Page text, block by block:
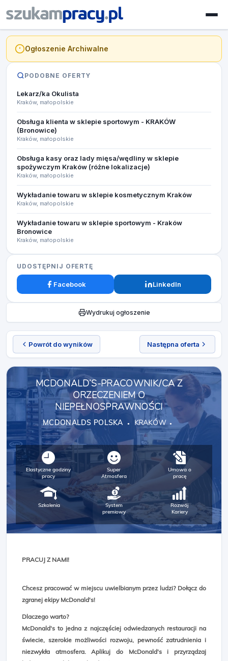
Powrót do wyników Następna oferta
MCDONALD’S-PRACOWNIK/CA Z
ORZECZENIEM O
NIEPEŁNOSPRAWNOŚCI
MCDONALDS POLSKA KRAKÓW
Elastyczne godziny
pracy
Super
Atmosfera
Umowa o
pracę
Szkolenia
System
premiowy
Rozwój
Kariery
PRACUJ Z NAMI!
Chcesz pracować w miejscu uwielbianym przez ludzi? Dołącz do
zgranej ekipy McDonald's!
Dlaczego warto?
McDonald's to jedna z najczęściej odwiedzanych restauracji na
świecie, szerokie możliwości rozwoju, pewność zatrudnienia i
niezwykła atmosfera. Aplikuj do McDonald's i przyrządzaj
Ogłoszenie Archiwalne
PODOBNE OFERTY
Lekarz/ka Okulista
Kraków, małopolskie
Obsługa klienta w sklepie sportowym - KRAKÓW
(Bronowice)
Kraków, małopolskie
Obsługa kasy oraz lady mięsa/wędliny w sklepie
spożywczym Kraków (różne lokalizacje)
Kraków, małopolskie
Wykładanie towaru w sklepie kosmetycznym Kraków
Kraków, małopolskie
Wykładanie towaru w sklepie sportowym - Kraków
Bronowice
Kraków, małopolskie
UDOSTĘPNIJ OFERTĘ
Facebook LinkedIn
Wydrukuj ogłoszenie